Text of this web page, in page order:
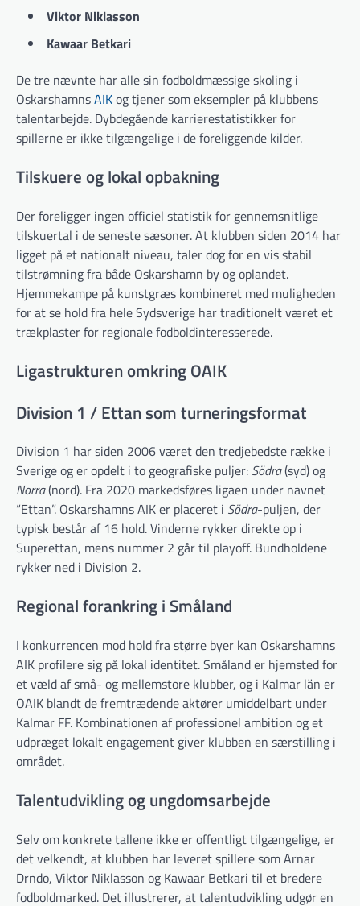
Viktor Niklasson
Kawaar Betkari
De tre nævnte har alle sin fodboldmæssige skoling i
OskarshamnsAIKog tjener som eksempler på klubbens
talentarbejde. Dybdegående karrierestatistikker for
spillerne er ikke tilgængelige i de foreliggende kilder.
Tilskuere og lokal opbakning
Der foreligger ingen officiel statistik for gennemsnitlige
tilskuertal i de seneste sæsoner. At klubben siden 2014 har
ligget på et nationalt niveau, taler dog for en vis stabil
tilstrømning fra både Oskarshamn by og oplandet.
Hjemmekampe på kunstgræs kombineret med muligheden
for at se hold fra hele Sydsverige har traditionelt været et
trækplaster for regionale fodboldinteresserede.
Liga­strukturen omkring OAIK
Division 1 / Ettan som turneringsformat
Division 1 har siden 2006 været den tredjebedste række i
Sverige og er opdelt i to geografiske puljer: Södra(syd) og
Norra(nord). Fra 2020 markedsføres ligaen under navnet
“Ettan”. Oskarshamns AIK er placeret i Södra-puljen, der
typisk består af 16 hold. Vinderne rykker direkte op i
Superettan, mens nummer 2 går til playoff. Bundholdene
rykker ned i Division 2.
Regional forankring i Småland
I konkurrencen mod hold fra større byer kan Oskarshamns
AIK profilere sig på lokal identitet. Småland er hjemsted for
et væld af små- og mellemstore klubber, og i Kalmar län er
OAIK blandt de fremtrædende aktører umiddelbart under
Kalmar FF. Kombinationen af professionel ambition og et
udpræget lokalt engagement giver klubben en særstilling i
området.
Talentudvikling og ungdomsarbejde
Selv om konkrete tallene ikke er offentligt tilgængelige, er
det velkendt, at klubben har leveret spillere som Arnar
Drndo, Viktor Niklasson og Kawaar Betkari til et bredere
fodboldmarked. Det illustrerer, at talentudvikling udgør en